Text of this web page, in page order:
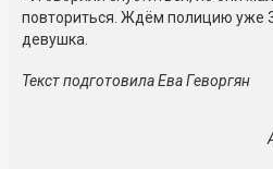
повториться. Ждём полицию уже
девушка.
Текст подготовила Ева Геворгян